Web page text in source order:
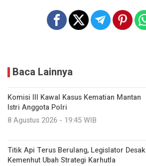
Baca Lainnya
Komisi III Kawal Kasus Kematian Mantan
Istri Anggota Polri
8 Agustus 2026 - 19:45 WIB
Titik Api Terus Berulang, Legislator Desak
Kemenhut Ubah Strategi Karhutla